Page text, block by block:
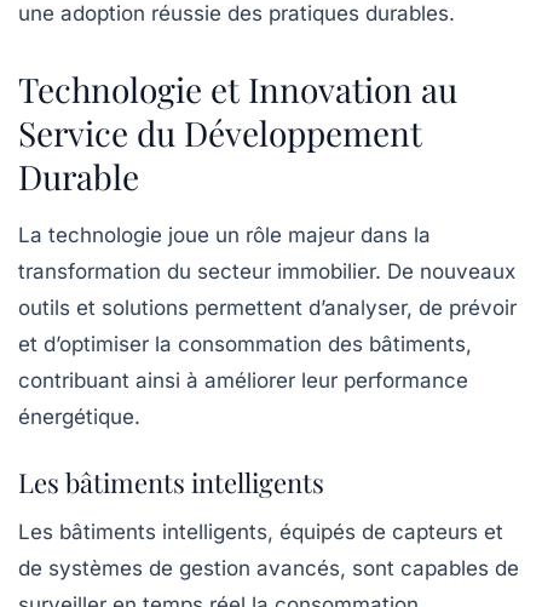
une adoption réussie des pratiques durables.
Technologie et Innovation au
Service du Développement
Durable
La technologie joue un rôle majeur dans la
transformation du secteur immobilier. De nouveaux
outils et solutions permettent d’analyser, de prévoir
et d’optimiser la consommation des bâtiments,
contribuant ainsi à améliorer leur performance
énergétique.
Les bâtiments intelligents
Les bâtiments intelligents, équipés de capteurs et
de systèmes de gestion avancés, sont capables de